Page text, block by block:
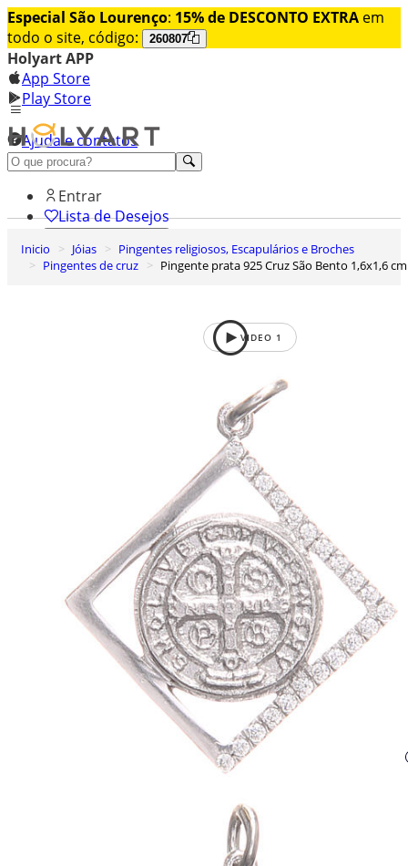
Especial São Lourenço: 15% de DESCONTO EXTRA em
todo o site, código:
260807
Holyart APP
App Store
Play Store
Ajuda e contatos
Conheça premium
Entrar
Lista de Desejos
0
Carrinho de Compras
Inicio Jóias
Pingentes religiosos, Escapulários e Broches
Pingentes de cruz
Pingente prata 925 Cruz São Bento 1,6x1,6 cm
VIDEO 1